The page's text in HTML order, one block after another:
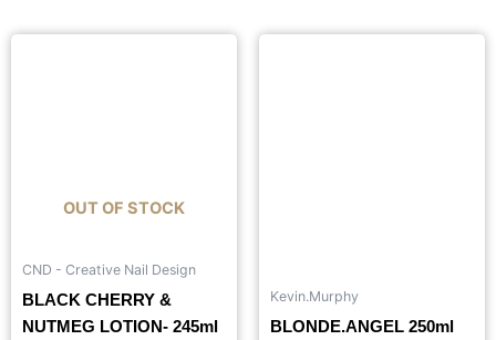
OUT OF STOCK
CND - Creative Nail Design
BLACK CHERRY &
NUTMEG LOTION- 245ml
Kevin.Murphy
BLONDE.ANGEL 250ml